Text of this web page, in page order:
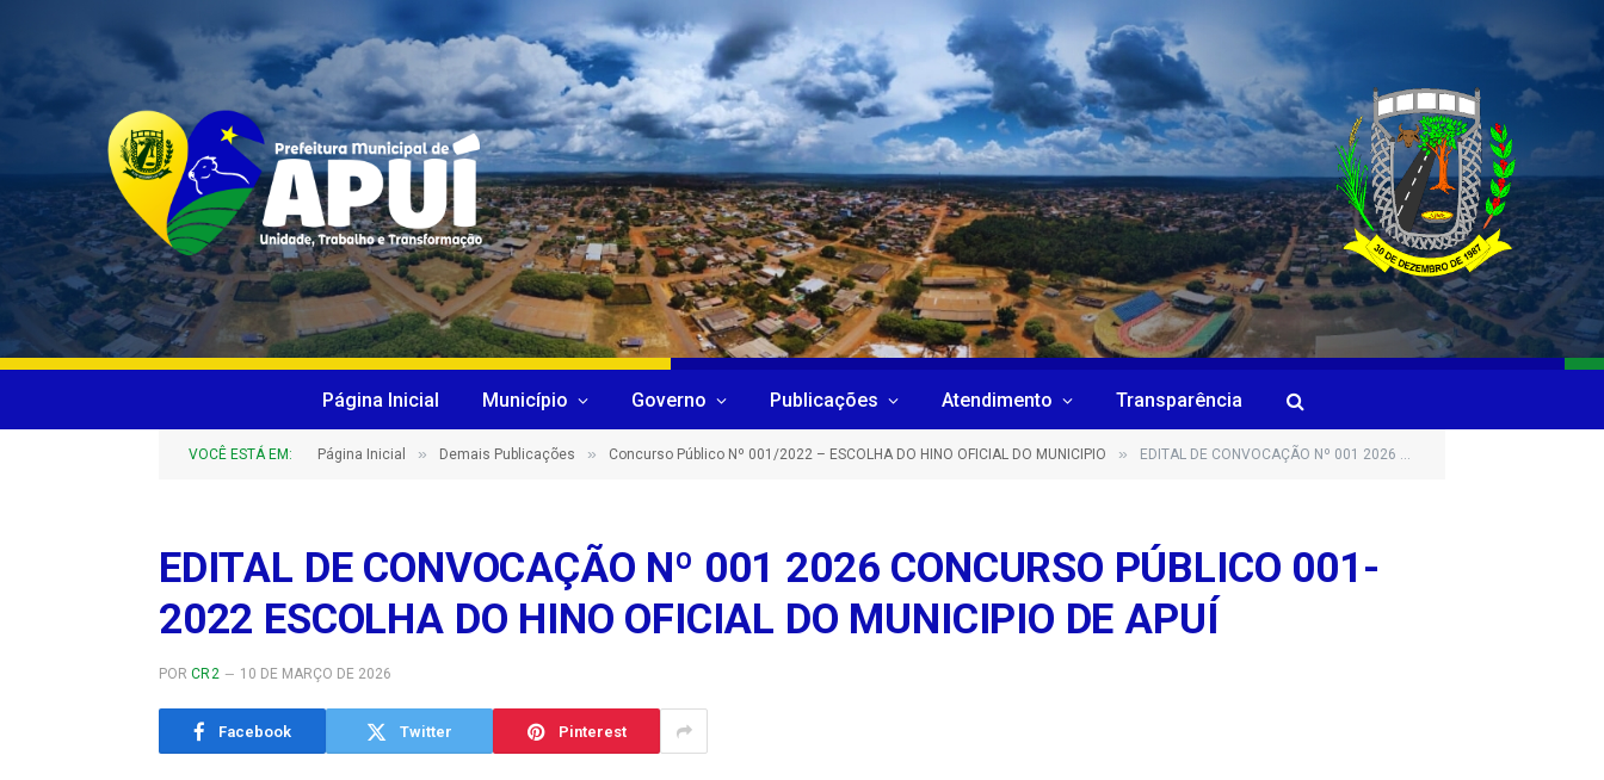
Página Inicial Município Governo Publicações Atendimento Transparência
VOCÊ ESTÁ EM: Página Inicial » Demais Publicações » Concurso Público Nº 001/2022 – ESCOLHA DO HINO OFICIAL DO MUNICIPIO » EDITAL DE CONVOCAÇÃO Nº 001 2026 CONCURSO PÚBLICO 001-2022 ESCOLHA DO HINO OFICIAL DO MUNICIPIO DE APUÍ
EDITAL DE CONVOCAÇÃO Nº 001 2026 CONCURSO PÚBLICO 001-
2022 ESCOLHA DO HINO OFICIAL DO MUNICIPIO DE APUÍ
POR CR2 10 DE MARÇO DE 2026
Facebook Twitter Pinterest